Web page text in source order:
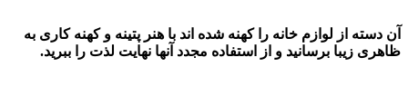
آن دسته از لوازم خانه را کهنه شده اند با هنر پتینه و کهنه کاری به
ظاهری زیبا برسانید و از استفاده مجدد آنها نهایت لذت را ببرید.